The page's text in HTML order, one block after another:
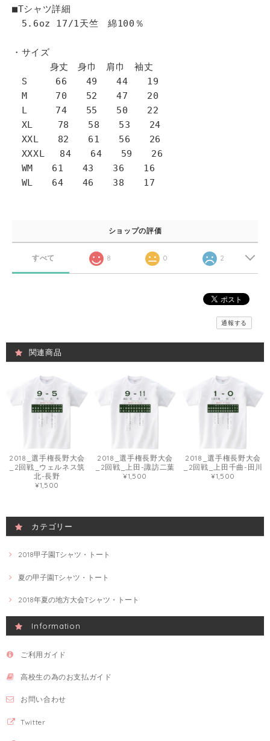
■Tシャツ詳細
5.6oz 17/1天竺 綿100％
・サイズ
身丈 身巾 肩巾 袖丈
S 66 49 44 19
M 70 52 47 20
L 74 55 50 22
XL 78 58 53 24
XXL 82 61 56 26
XXXL 84 64 59 26
WM 61 43 36 16
WL 64 46 38 17
ショップの評価
すべて 8 0 2
通報する
関連商品
2018_選手権長野大会
_2回戦_ウェルネス筑
北-長野
¥1,500
2018_選手権長野大会
_2回戦_上田-諏訪二葉
¥1,500
2018_選手権長野大会
_2回戦_上田千曲-田川
¥1,500
カテゴリー
2018甲子園Tシャツ・トート
夏の甲子園Tシャツ・トート
2018年夏の地方大会Tシャツ・トート
Information
ご利用ガイド
高校生の為のお支払ガイド
お問い合わせ
Twitter